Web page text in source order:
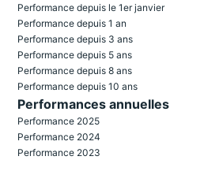
Performance depuis le 1er janvier
Performance depuis 1 an
Performance depuis 3 ans
Performance depuis 5 ans
Performance depuis 8 ans
Performance depuis 10 ans
Performances annuelles
Performance 2025
Performance 2024
Performance 2023